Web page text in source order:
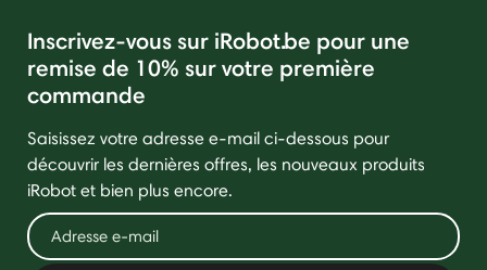
Inscrivez-vous sur iRobot.be pour une
remise de 10% sur votre première
commande
Saisissez votre adresse e-mail ci-dessous pour
découvrir les dernières offres, les nouveaux produits
iRobot et bien plus encore.